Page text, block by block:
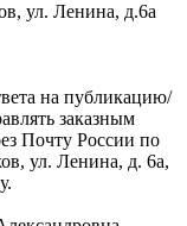
ул. Ленина, д.6а
на публикацию/
заказным
Почту России по
ул. Ленина, д. 6а,